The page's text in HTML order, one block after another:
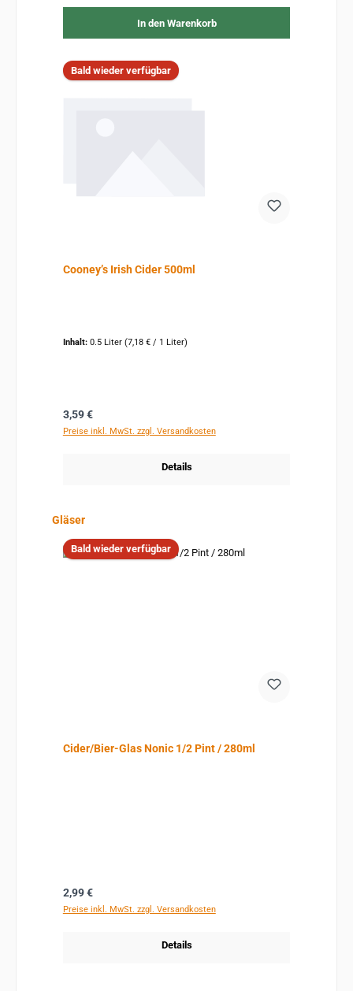
In den Warenkorb
Bald wieder verfügbar
Cooney’s Irish Cider 500ml
Inhalt: 0.5 Liter (7,18 € / 1 Liter)
Regulärer Preis:
3,59 €
Preise inkl. MwSt. zzgl. Versandkosten
Details
Produktgalerie überspringen
Gläser
Bald wieder verfügbar
Cider/Bier-Glas Nonic 1/2 Pint / 280ml
Regulärer Preis:
2,99 €
Preise inkl. MwSt. zzgl. Versandkosten
Details